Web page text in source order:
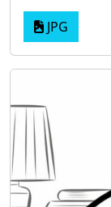
JPG